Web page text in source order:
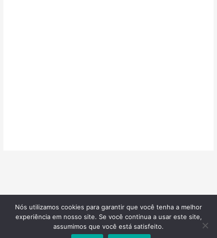
Confeitarias de Sucesso
| Todos os direitos reservados |
Desenvolvido por
Blotzads Network
Nós utilizamos cookies para garantir que você tenha a melhor
experiência em nosso site. Se você continua a usar este site,
assumimos que você está satisfeito.